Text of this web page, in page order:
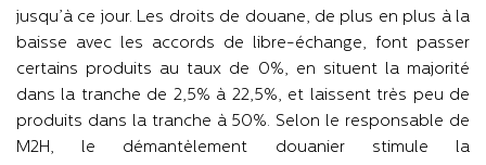
jusqu’à ce jour. Les droits de douane, de plus en plus à la
baisse avec les accords de libre-échange, font passer
certains produits au taux de 0%, en situent la majorité
dans la tranche de 2,5% à 22,5%, et laissent très peu de
produits dans la tranche à 50%. Selon le responsable de
M2H, le démantèlement douanier stimule la